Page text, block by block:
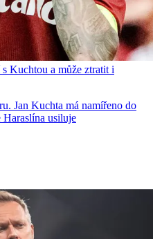
Kuchtou a může ztratit i
Jan Kuchta má namířeno do
Haraslína usiluje